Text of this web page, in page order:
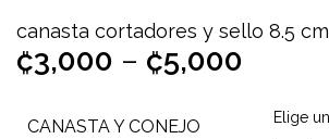
canasta cortadores y sello 8.5 cm
₡3,000 – ₡5,000
CANASTA Y CONEJO